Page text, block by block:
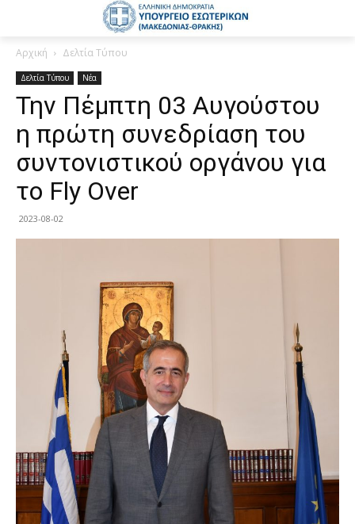
Αρχική Δελτία Τύπου
Δελτία Τύπου Νέα
Την Πέμπτη 03 Αυγούστου
η πρώτη συνεδρίαση του
συντονιστικού οργάνου για
το Fly Over
2023-08-02